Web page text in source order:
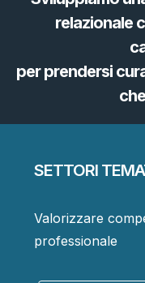
relazionale
per prendersi
SETTORI
Valorizzare
professionale